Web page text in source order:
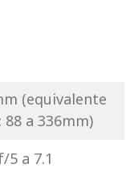
(equivalente
88 a 336mm)
5 a 7.1